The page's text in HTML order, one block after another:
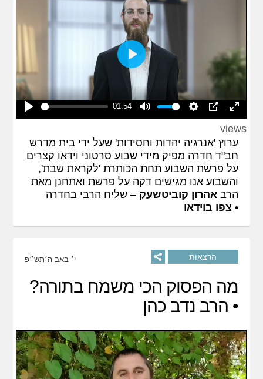
Play
01:54
Mute Settings PIPEnter
fullscreen
Play
views
ערוץ 'אנרגיה יהדות וחסידות' שעל ידי בית מדרש
חב"ד חדרה מפיק מידי שבוע סרטוני וידאו קצרים
על פרשת השבוע תחת הכותרת 'לקראת שבת',
והשבוע אנו מגישים דקה על פרשת ואתחנן מאת
הרבאהרון קוביטשעק – שליח הרבי בחדרה
• צפו בוידאו
הרצאות י׳ באב ה׳תש״פ
מה הפסוק הכי משמח בתורה?
• הרב נדב כהן